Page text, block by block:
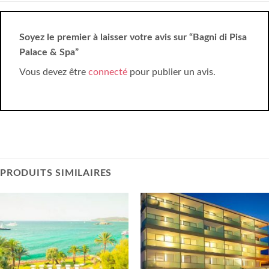
Soyez le premier à laisser votre avis sur “Bagni di Pisa
Palace & Spa”
Vous devez être connecté pour publier un avis.
PRODUITS SIMILAIRES